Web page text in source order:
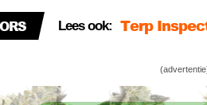
Lees ook: Terp
Goed
Cookies